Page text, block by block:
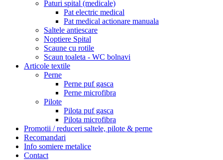
Paturi spital (medicale)
Pat electric medical
Pat medical actionare manuala
Saltele antiescare
Noptiere Spital
Scaune cu rotile
Scaun toaleta - WC bolnavi
Articole textile
Perne
Perne puf gasca
Perne microfibra
Pilote
Pilota puf gasca
Pilota microfibra
Promotii / reduceri saltele, pilote & perne
Recomandari
Info somiere metalice
Contact